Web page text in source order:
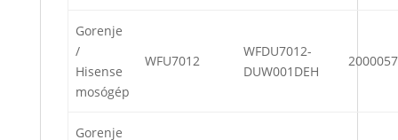
Gorenje
/
Hisense
mosógép
WFU7012
WFDU7012-
DUW001DEH
Gorenje